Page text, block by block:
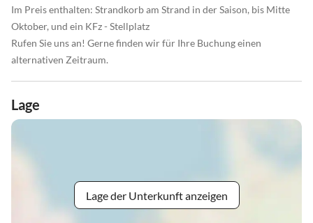
Im Preis enthalten: Strandkorb am Strand in der Saison, bis Mitte
Oktober, und ein KFz - Stellplatz
Rufen Sie uns an! Gerne finden wir für Ihre Buchung einen
alternativen Zeitraum.
Lage
Lage der Unterkunft anzeigen